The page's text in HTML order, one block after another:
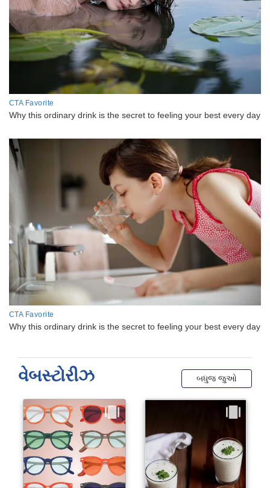
વેબસ્ટોરીઝ બધુજ જુઓ